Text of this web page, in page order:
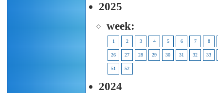
2025
week:
1 2 3 4 5 6 7 8
26 27 28 29 30 31 32 33
51 52
2024